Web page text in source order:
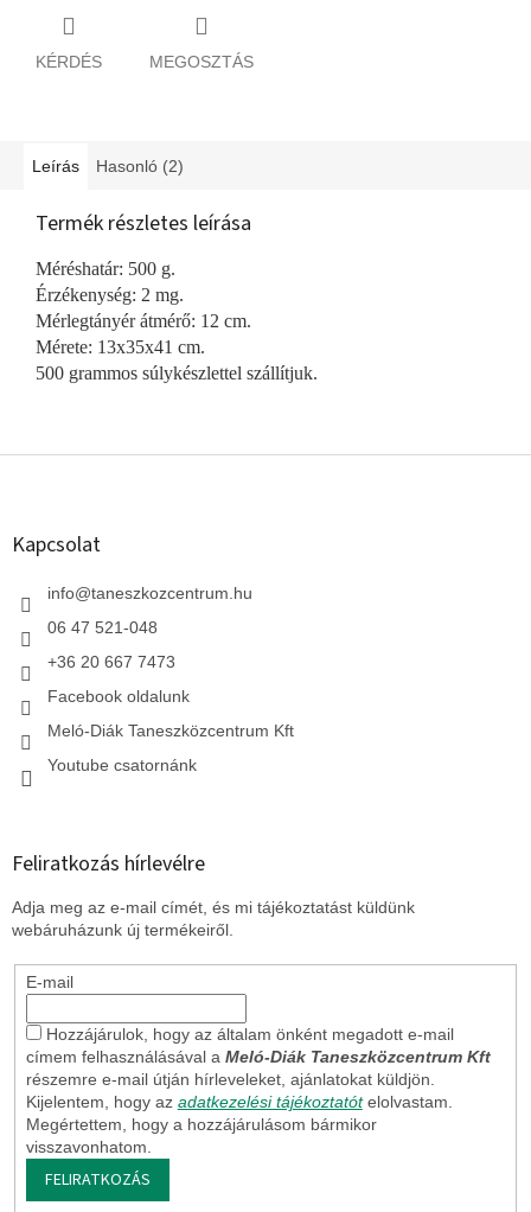
KÉRDÉS MEGOSZTÁS
Leírás Hasonló (2)
Termék részletes leírása
Méréshatár: 500 g.
Érzékenység: 2 mg.
Mérlegtányér átmérő: 12 cm.
Mérete: 13x35x41 cm.
500 grammos súlykészlettel szállítjuk.
L
Kapcsolat
info@taneszkozcentrum.hu
06 47 521-048
+36 20 667 7473
Facebook oldalunk
Meló-Diák Taneszközcentrum Kft
Youtube csatornánk
Feliratkozás hírlevélre
Adja meg az e-mail címét, és mi tájékoztatást küldünk
webáruházunk új termékeiről.
E-mail
Hozzájárulok, hogy az általam önként megadott e-mail
címem felhasználásával a Meló-Diák Taneszközcentrum Kft
részemre e-mail útján hírleveleket, ajánlatokat küldjön.
Kijelentem, hogy az adatkezelési tájékoztatót elolvastam.
Megértettem, hogy a hozzájárulásom bármikor
visszavonhatom.
FELIRATKOZÁS